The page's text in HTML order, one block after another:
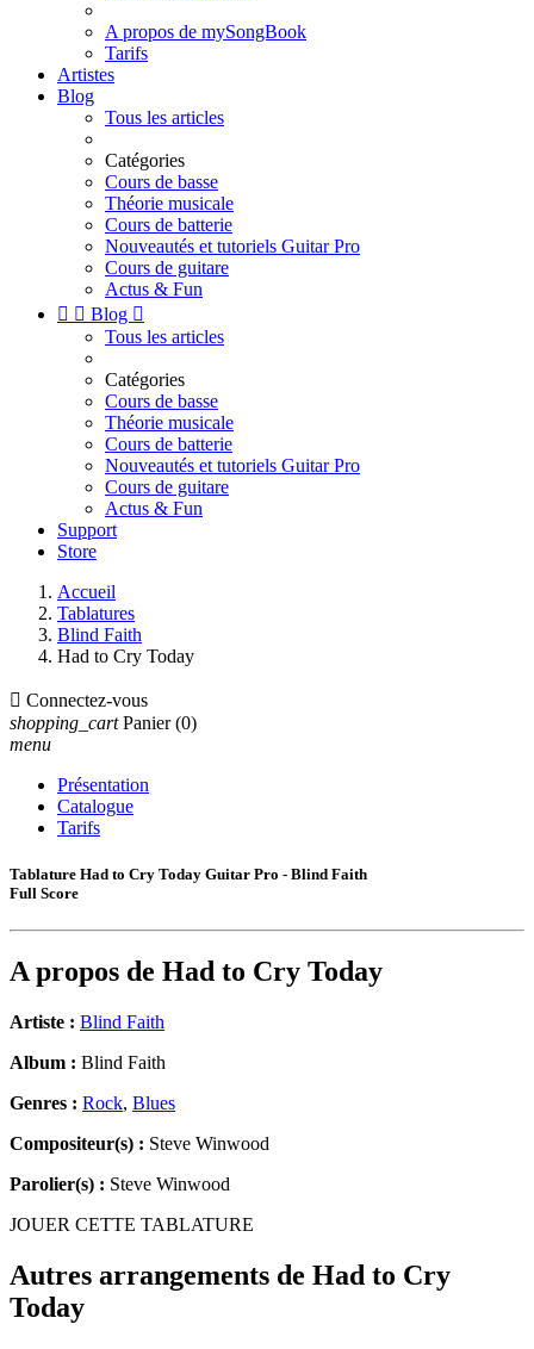
A propos de mySongBook
Tarifs
Artistes
Blog
Tous les articles
Catégories
Cours de basse
Théorie musicale
Cours de batterie
Nouveautés et tutoriels Guitar Pro
Cours de guitare
Actus & Fun
  Blog 
Tous les articles
Catégories
Cours de basse
Théorie musicale
Cours de batterie
Nouveautés et tutoriels Guitar Pro
Cours de guitare
Actus & Fun
Support
Store
Accueil
Tablatures
Blind Faith
Had to Cry Today
 Connectez-vous
shopping_cart Panier (0)
menu
Présentation
Catalogue
Tarifs
Tablature Had to Cry Today Guitar Pro - Blind Faith
Full Score
A propos de Had to Cry Today
Artiste : Blind Faith
Album : Blind Faith
Genres : Rock, Blues
Compositeur(s) : Steve Winwood
Parolier(s) : Steve Winwood
JOUER CETTE TABLATURE
Autres arrangements de Had to Cry
Today